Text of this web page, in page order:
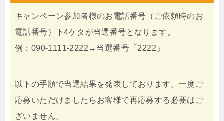
キャンペーン参加者様のお電話番号（ご依頼時のお
電話番号）下4ケタが当選番号となります。
例：090-1111-2222→当選番号「2222」
以下の手順で当選結果を発表しております。一度ご
応募いただけましたらお客様で再応募する必要はご
ざいません。